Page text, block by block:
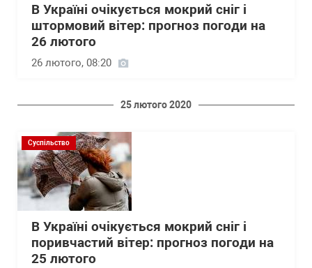
В Україні очікується мокрий сніг і
штормовий вітер: прогноз погоди на
26 лютого
26 лютого, 08:20
25 лютого 2020
Суспільство
В Україні очікується мокрий сніг і
поривчастий вітер: прогноз погоди на
25 лютого